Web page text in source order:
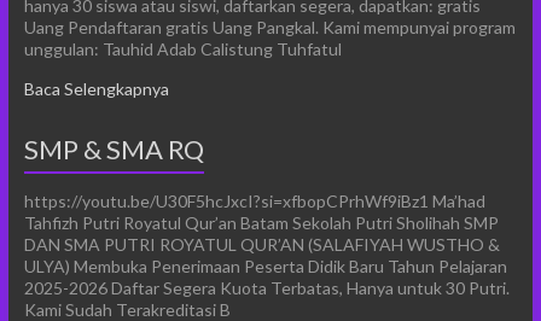
hanya 30 siswa atau siswi, daftarkan segera, dapatkan: gratis
Uang Pendaftaran gratis Uang Pangkal. Kami mempunyai program
unggulan: Tauhid Adab Calistung Tuhfatul
Baca Selengkapnya
SMP & SMA RQ
https://youtu.be/U30F5hcJxcI?si=xfbopCPrhWf9iBz1 Ma’had
Tahfizh Putri Royatul Qur’an Batam Sekolah Putri Sholihah SMP
DAN SMA PUTRI ROYATUL QUR’AN (SALAFIYAH WUSTHO &
ULYA) Membuka Penerimaan Peserta Didik Baru Tahun Pelajaran
2025-2026 Daftar Segera Kuota Terbatas, Hanya untuk 30 Putri.
Kami Sudah Terakreditasi B